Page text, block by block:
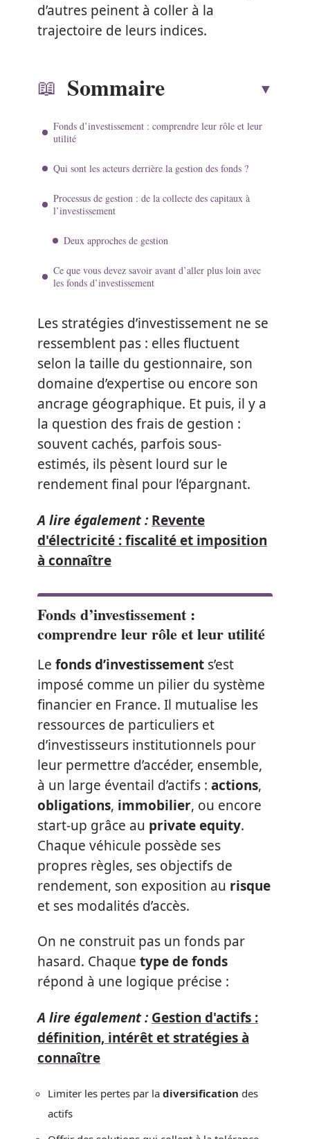
d’autres peinent à coller à la
trajectoire de leurs indices.
Sommaire
Fonds d’investissement : comprendre leur rôle et leur
utilité
Qui sont les acteurs derrière la gestion des fonds ?
Processus de gestion : de la collecte des capitaux à
l’investissement
Deux approches de gestion
Ce que vous devez savoir avant d’aller plus loin avec
les fonds d’investissement
Les stratégies d’investissement ne se
ressemblent pas : elles fluctuent
selon la taille du gestionnaire, son
domaine d’expertise ou encore son
ancrage géographique. Et puis, il y a
la question des frais de gestion :
souvent cachés, parfois sous-
estimés, ils pèsent lourd sur le
rendement final pour l’épargnant.
A lire également : Revente
d'électricité : fiscalité et imposition
à connaître
Fonds d’investissement :
comprendre leur rôle et leur utilité
Le fonds d’investissement s’est
imposé comme un pilier du système
financier en France. Il mutualise les
ressources de particuliers et
d’investisseurs institutionnels pour
leur permettre d’accéder, ensemble,
à un large éventail d’actifs : actions,
obligations, immobilier, ou encore
start-up grâce au private equity.
Chaque véhicule possède ses
propres règles, ses objectifs de
rendement, son exposition au risque
et ses modalités d’accès.
On ne construit pas un fonds par
hasard. Chaque type de fonds
répond à une logique précise :
A lire également : Gestion d'actifs :
définition, intérêt et stratégies à
connaître
Limiter les pertes par la diversification des
actifs